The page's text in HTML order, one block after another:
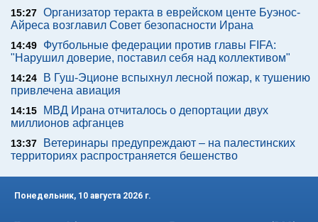
15:27 Организатор теракта в еврейском центе Буэнос-
Айреса возглавил Совет безопасности Ирана
14:49
Футбольные федерации против главы FIFA:
"Нарушил доверие, поставил себя над коллективом"
14:24
В Гуш-Эционе вспыхнул лесной пожар, к тушению
привлечена авиация
14:15
МВД Ирана отчиталось о депортации двух
миллионов афганцев
13:37
Ветеринары предупреждают – на палестинских
территориях распространяется бешенство
Понедельник, 10 августа 2026 г.